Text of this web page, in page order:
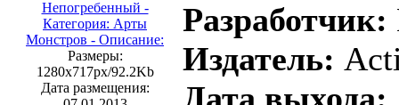
Размеры:
1280x717px/92.2Kb
Дата размещения:
Разработчик:
Издатель: